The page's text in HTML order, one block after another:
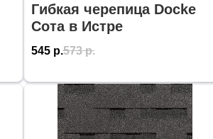
Гибкая черепица Docke
Сота в Истре
545 р.573 р.